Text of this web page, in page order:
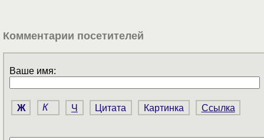
Комментарии посетителей
Ваше имя:
Ж К Ч Цитата Картинка Ссылка